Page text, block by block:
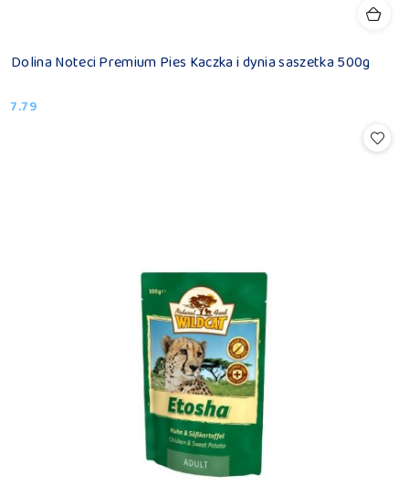
Dolina Noteci Premium Pies Kaczka i dynia saszetka 500g
Cena:
7.79